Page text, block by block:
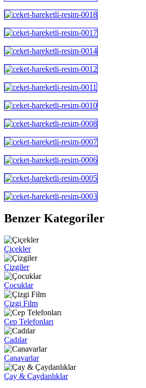
Benzer Kategoriler
Çiçekler
Çizgiler
Çocuklar
Çizgi Film
Cep Telefonları
Cadılar
Canavarlar
Çay & Çaydanlıklar